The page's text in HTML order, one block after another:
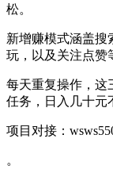
松。
新增赚模式涵盖搜
玩，以及关注点赞
每天重复操作，这
任务，日入几十元
项目对接：
。